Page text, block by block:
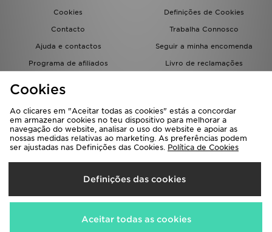
Cookies
Definições de Cookies
Contacto
Trabalha Connosco
Ajuda e contactos
Seguir a minha encomenda
Programa de afiliados
Livro de reclamações
Seleciona O País
Portugal
Aceitamos os seguintes métodos de pagamento
Cookies
Ao clicares em "Aceitar todas as cookies" estás a concordar
em armazenar cookies no teu dispositivo para melhorar a
navegação do website, analisar o uso do website e apoiar as
nossas medidas relativas ao marketing. As preferências podem
ser ajustadas nas Definições das Cookies. Política de Cookies
Definições das cookies
Aceitar todas as cookies